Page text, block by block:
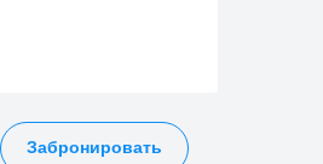
160 170
Забронировать